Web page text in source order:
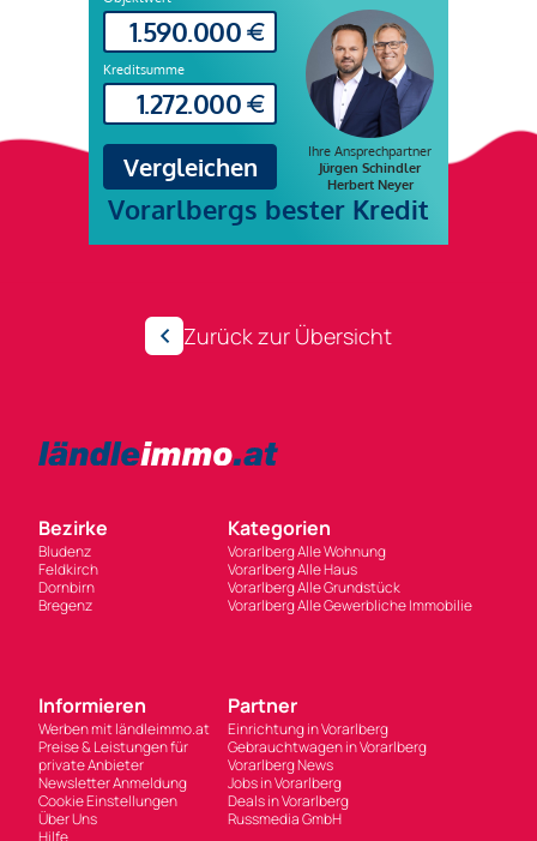
Zurück zur Übersicht
Bezirke
Bludenz
Feldkirch
Dornbirn
Bregenz
Kategorien
Vorarlberg Alle Wohnung
Vorarlberg Alle Haus
Vorarlberg Alle Grundstück
Vorarlberg Alle Gewerbliche Immobilie
Informieren
Werben mit ländleimmo.at
Preise & Leistungen für
private Anbieter
Newsletter Anmeldung
Cookie Einstellungen
Über Uns
Hilfe
Partner
Einrichtung in Vorarlberg
Gebrauchtwagen in Vorarlberg
Vorarlberg News
Jobs in Vorarlberg
Deals in Vorarlberg
Russmedia GmbH